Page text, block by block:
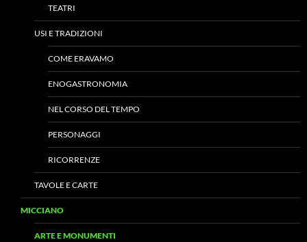
TEATRI
USI E TRADIZIONI
COME ERAVAMO
ENOGASTRONOMIA
NEL CORSO DEL TEMPO
PERSONAGGI
RICORRENZE
TAVOLE E CARTE
MICCIANO
ARTE E MONUMENTI